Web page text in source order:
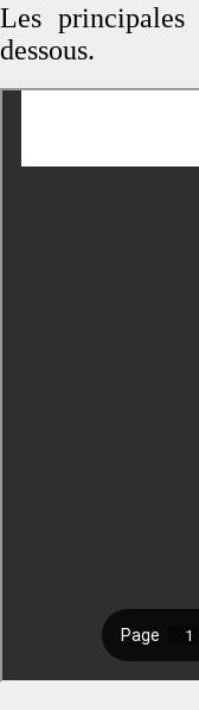
Les
dessous.